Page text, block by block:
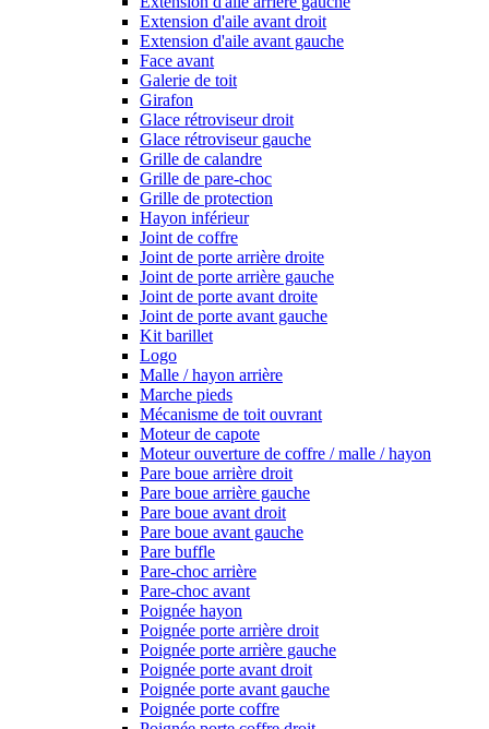
Extension d'aile avant droit
Extension d'aile avant gauche
Face avant
Galerie de toit
Girafon
Glace rétroviseur droit
Glace rétroviseur gauche
Grille de calandre
Grille de pare-choc
Grille de protection
Hayon inférieur
Joint de coffre
Joint de porte arrière droite
Joint de porte arrière gauche
Joint de porte avant droite
Joint de porte avant gauche
Kit barillet
Logo
Malle / hayon arrière
Marche pieds
Mécanisme de toit ouvrant
Moteur de capote
Moteur ouverture de coffre / malle / hayon
Pare boue arrière droit
Pare boue arrière gauche
Pare boue avant droit
Pare boue avant gauche
Pare buffle
Pare-choc arrière
Pare-choc avant
Poignée hayon
Poignée porte arrière droit
Poignée porte arrière gauche
Poignée porte avant droit
Poignée porte avant gauche
Poignée porte coffre